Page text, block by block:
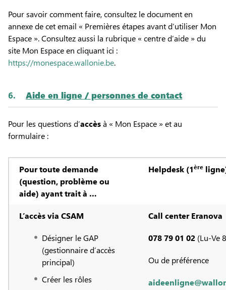
Pour savoir comment faire, consultez le document en
annexe de cet email « Premières étapes avant d’utiliser Mon
Espace ». Consultez aussi la rubrique « centre d’aide » du
site Mon Espace en cliquant ici :
https://monespace.wallonie.be.
6. Aide en ligne / personnes de contact
Pour les questions d’accèsà « Mon Espace » et au
formulaire :
Pour toute demande
(question, problème ou
aide) ayant trait à …
Helpdesk (1ère
L’accès via CSAM
Désigner le GAP
(gestionnaire d’accès
principal)
Créer les rôles
Call center Eranova
078 79 01 02 (Lu-Ve
Ou de préférence